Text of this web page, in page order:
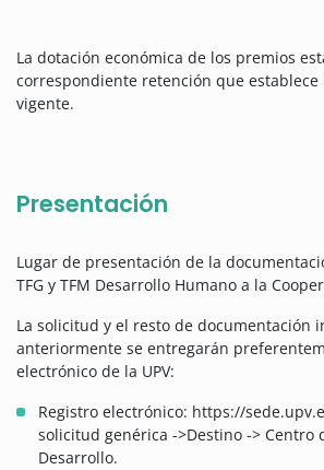
La dotación económica de los premios
correspondiente retención que establece
vigente.
Presentación
Lugar de presentación de la
TFG y TFM Desarrollo Humano a la
La solicitud y el resto de documentación
anteriormente se entregarán
electrónico de la UPV:
Registro electrónico: https://
solicitud genérica ->Destino -> Centro
Desarrollo.